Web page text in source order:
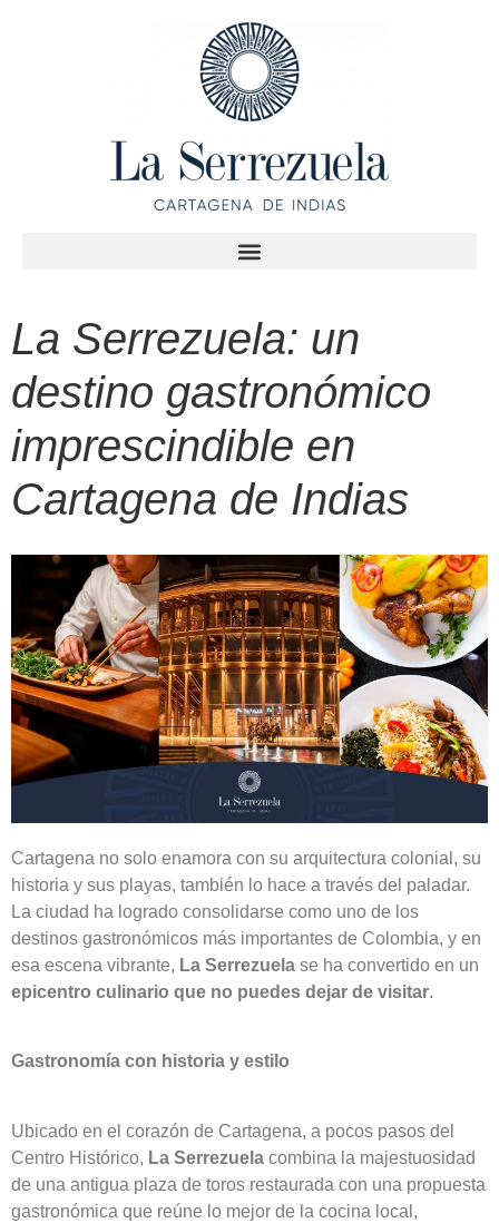
La Serrezuela: un
destino gastronómico
imprescindible en
Cartagena de Indias
Cartagena no solo enamora con su arquitectura colonial, su
historia y sus playas, también lo hace a través del paladar.
La ciudad ha logrado consolidarse como uno de los
destinos gastronómicos más importantes de Colombia, y en
esa escena vibrante, La Serrezuela se ha convertido en un
epicentro culinario que no puedes dejar de visitar.
Gastronomía con historia y estilo
Ubicado en el corazón de Cartagena, a pocos pasos del
Centro Histórico, La Serrezuela combina la majestuosidad
de una antigua plaza de toros restaurada con una propuesta
gastronómica que reúne lo mejor de la cocina local,